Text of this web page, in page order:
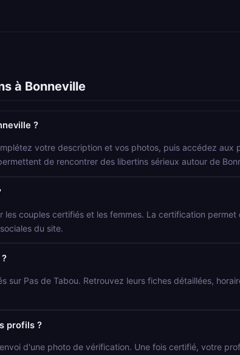
à Bonneville
?
votre description et vos photos, puis accédez aux
de rencontrer des libertins sérieux autour de
les couples certifiés et les femmes. La certification
du site.
sur Pas de Tabou. Retrouvez leurs fiches détaillées,
profils ?
d'une photo de vérification. Une fois certifié, votre